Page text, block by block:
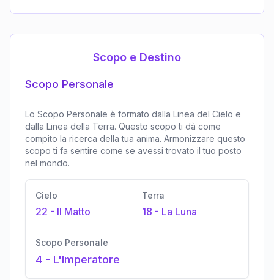
Scopo e Destino
Scopo Personale
Lo Scopo Personale è formato dalla Linea del Cielo e
dalla Linea della Terra. Questo scopo ti dà come
compito la ricerca della tua anima. Armonizzare questo
scopo ti fa sentire come se avessi trovato il tuo posto
nel mondo.
Cielo
22 - Il Matto
Terra
18 - La Luna
Scopo Personale
4 - L'Imperatore